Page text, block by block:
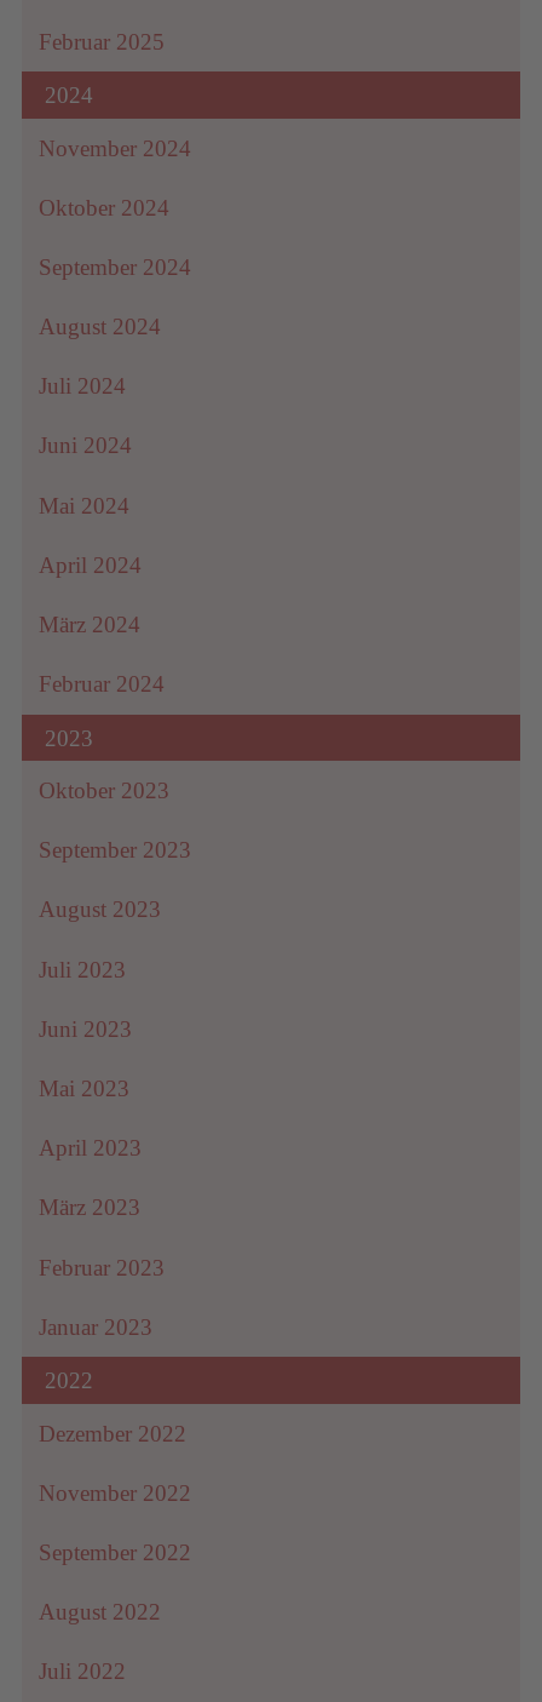
Februar 2025
2024
November 2024
Oktober 2024
September 2024
August 2024
Juli 2024
Juni 2024
Mai 2024
April 2024
März 2024
Februar 2024
2023
Oktober 2023
September 2023
August 2023
Juli 2023
Juni 2023
Mai 2023
April 2023
März 2023
Februar 2023
Januar 2023
2022
Dezember 2022
November 2022
September 2022
August 2022
Juli 2022